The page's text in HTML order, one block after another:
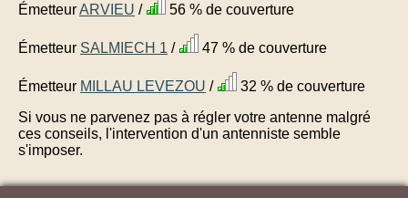
ÉmetteurARVIEU / 56 % de couverture
Émetteur SALMIECH 1 / 47 % de couverture
Émetteur MILLAU LEVEZOU /
32 % de couverture
Si vous ne parvenez pas à régler votre antenne malgré
ces conseils, l'intervention d'un antenniste semble
s'imposer.